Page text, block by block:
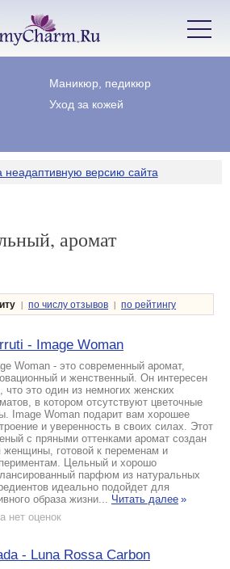
Маникюр, педикюр
Уход за кожей
неадаптивную версию сайта
аромат
| по числу отзывов | по рейтингу
- Image Woman
Woman - это современный аромат,
и женственный. Он интересен
что это один из немногих женских
в котором отсутствуют цветочные
Image Woman подарит вам хорошее
и уверенность в своих силах. Этот
с пряными оттенками аромат создан
женщины, готовой к переменам и
Цельный и хорошо
парфюм из натуральных
идеально подойдет для
образа жизни... Читать далее »
нет оценок
- Luna Rossa Carbon